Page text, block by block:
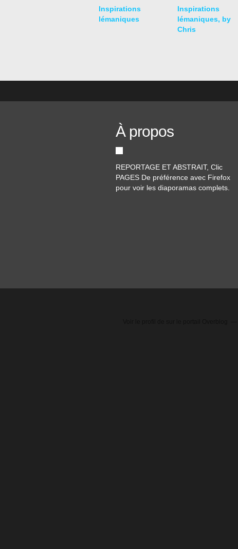
Inspirations
lémaniques
Inspirations
lémaniques, by
Chris
À propos
REPORTAGE ET ABSTRAIT, Clic
PAGES De préférence avec Firefox
pour voir les diaporamas complets.